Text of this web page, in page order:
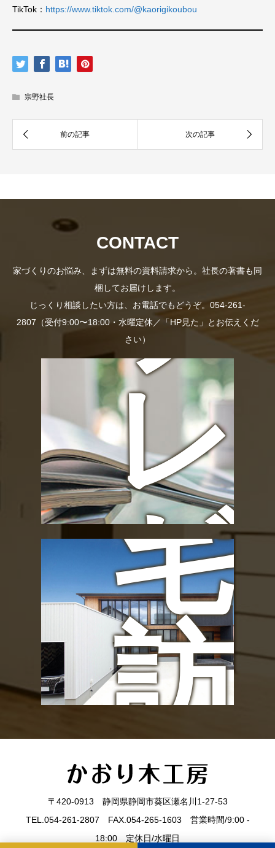
TikTok： https://www.tiktok.com/@kaorigikoubou
宗野社長
CONTACT
家づくりのお悩み、まずは無料の資料請求から。社長の著書も同
梱してお届けします。
じっくり相談したい方は、お電話でもどうぞ。054-261-
2807（受付9:00〜18:00・水曜定休／「HP見た」とお伝えくだ
さい）
資
料
プ
レ
ゼ
ン
ト
社
長
の
お
宅
訪
問
〒420-0913 静岡県静岡市葵区瀬名川1-27-53
TEL.054-261-2807 FAX.054-265-1603 営業時間/9:00 -
18:00 定休日/水曜日